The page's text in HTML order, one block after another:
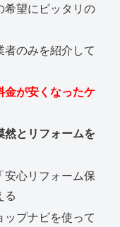
希望にピッタリの
者のみを紹介して
金が安くなったケ
然とリフォームを
安心リフォーム保
る
ップナビを使って